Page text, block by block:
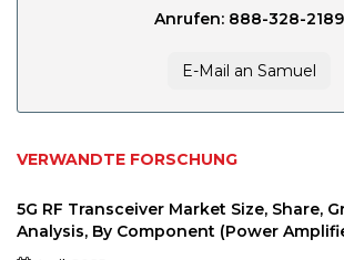
Anrufen: 888-328-2189
E-Mail an Samuel
VERWANDTE FORSCHUNG
5G RF Transceiver Market Size, Share,
Analysis, By Component (Power